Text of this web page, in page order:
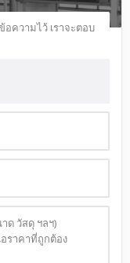
ความไว้ เราจะตอบ